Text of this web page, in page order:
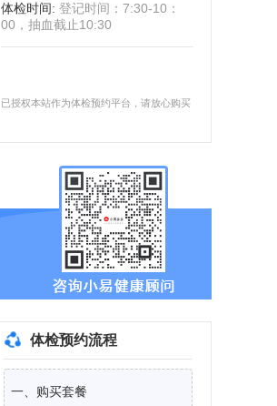
体检时间: 登记时间：7:30-10：
00，抽血截止10:30
已授权本站作为体检预约平台，请放心购买
体检预约流程
一、购买套餐